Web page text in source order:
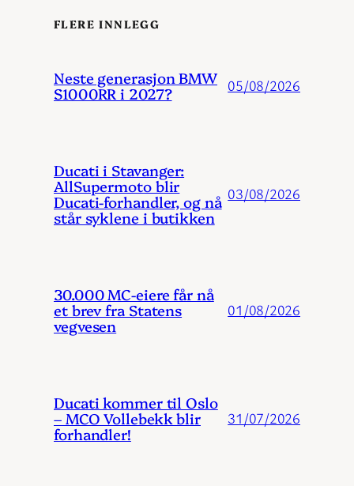
FLERE INNLEGG
Neste generasjon BMW
S1000RR i 2027? 05/08/2026
Ducati i Stavanger:
AllSupermoto blir
Ducati-forhandler, og nå
står syklene i butikken
03/08/2026
30.000 MC-eiere får nå
et brev fra Statens
vegvesen
01/08/2026
Ducati kommer til Oslo
– MCO Vollebekk blir
forhandler!
31/07/2026